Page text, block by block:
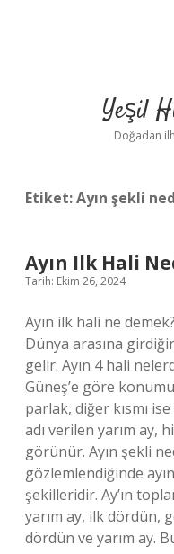
Yeşil
Doğadan
Etiket:Ayın şekli
Ayın Ilk Hali
Tarih: Ekim 26, 2024
Ayın ilk hali ne
Dünya arasına
gelir. Ayın 4 hali
Güneş’e göre
parlak, diğer kısmı
adı verilen yarım ay,
görünür. Ayın şekli
gözlemlendiğinde ayın
şekilleridir. Ay’ın
yarım ay, ilk dördün,
dördün ve yarım ay.